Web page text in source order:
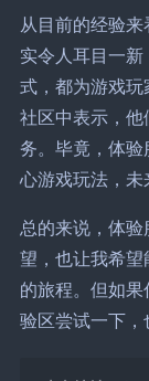
从目前的经验
实令人耳目一
式，都为游戏
社区中表示，
务。毕竟，体
心游戏玩法，未
总的来说，体
望，也让我希
的旅程。但如
验区尝试一下，